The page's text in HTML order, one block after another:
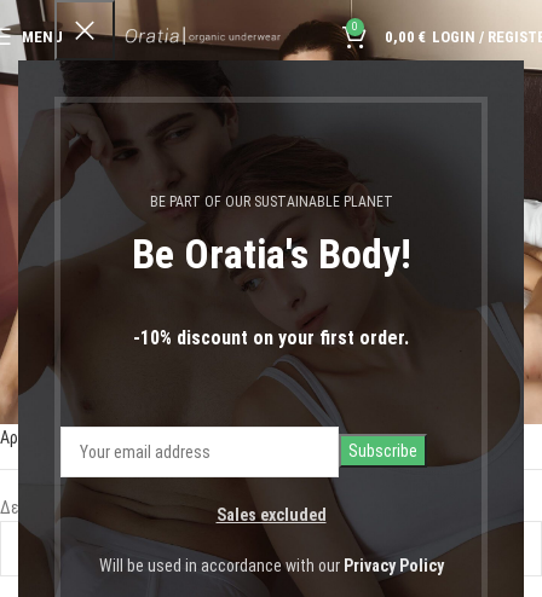
BE PART OF OUR SUSTAINABLE PLANET
Be Oratia's Body!
-10% discount on your first order.
Sales excluded
Will be used in accordance with our Privacy Policy
MENU
0
0,00 € LOGIN /
μαγιό με αντιανεμικές
ιδιότητες
Αρχική σελίδα Προϊόντα με ετικέτα “μαγιό με αντιανεμικές ιδιότητες”
Δεν βρέθηκε κανένα προϊόν που να ταιριάζει με την επιλογή σας.